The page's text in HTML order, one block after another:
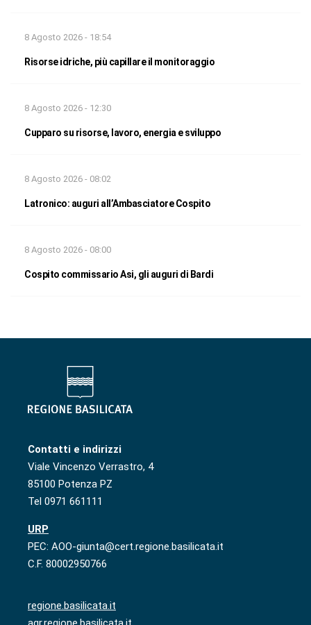
8 Agosto 2026 - 18:54
Risorse idriche, più capillare il monitoraggio
8 Agosto 2026 - 12:30
Cupparo su risorse, lavoro, energia e sviluppo
8 Agosto 2026 - 08:02
Latronico: auguri all’Ambasciatore Cospito
8 Agosto 2026 - 08:00
Cospito commissario Asi, gli auguri di Bardi
Contatti e indirizzi
Viale Vincenzo Verrastro, 4
85100 Potenza PZ
Tel 0971 661111
URP
PEC: AOO-giunta@cert.regione.basilicata.it
C.F. 80002950766
regione.basilicata.it